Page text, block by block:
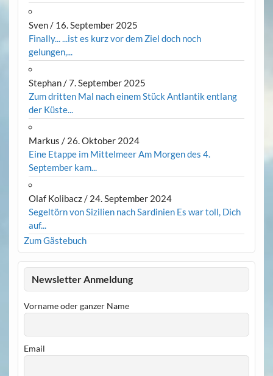
Sven/ 16. September 2025
Finally... ...ist es kurz vor dem Ziel doch noch
gelungen,...
Stephan/7. September 2025
Zum dritten Mal nach einem Stück Antlantik entlang
der Küste...
Markus / 26. Oktober 2024
Eine Etappe im Mittelmeer Am Morgen des 4.
September kam...
Olaf Kolibacz/ 24. September 2024
Segeltörn von Sizilien nach Sardinien Es war toll, Dich
auf...
Zum Gästebuch
Newsletter Anmeldung
Vorname oder ganzer Name
Email